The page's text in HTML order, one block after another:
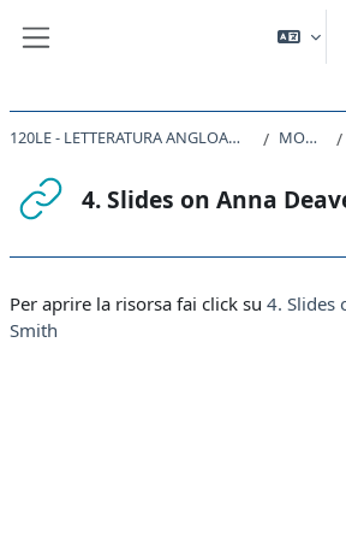
120LE - LETTERATURA ANGLOAMERICANA III 2022 MODULE 2
4. Slides on Anna
Per aprire la risorsa fai click su 4. Slides
Smith